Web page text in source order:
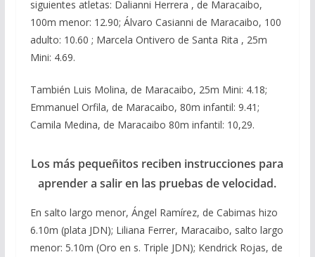
siguientes atletas: Dalianni Herrera , de Maracaibo,
100m menor: 12.90; Álvaro Casianni de Maracaibo, 100
adulto: 10.60 ; Marcela Ontivero de Santa Rita , 25m
Mini: 4.69.
También Luis Molina, de Maracaibo, 25m Mini: 4.18;
Emmanuel Orfila, de Maracaibo, 80m infantil: 9.41;
Camila Medina, de Maracaibo 80m infantil: 10,29.
Los más pequeñitos reciben instrucciones para
aprender a salir en las pruebas de velocidad.
En salto largo menor, Ángel Ramírez, de Cabimas hizo
6.10m (plata JDN); Liliana Ferrer, Maracaibo, salto largo
menor: 5.10m (Oro en s. Triple JDN); Kendrick Rojas, de